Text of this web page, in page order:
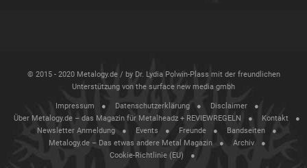
© 2015 - 2020 Metalogy.de / by Dr. Lydia Polwin-Plass mit der freundlichen
Unterstützung von the surface new media gmbh
Impressum Datenschutzerklärung
Disclaimer
Über Metalogy.de – das Magazin für Metalheadz + REVIEWREGELN
Kontakt
Newsletter Anmeldung
Events Freunde
Bandseiten
Metalogy.de – Das etwas andere Metal Magazin
Archiv
Cookie-Richtlinie (EU)